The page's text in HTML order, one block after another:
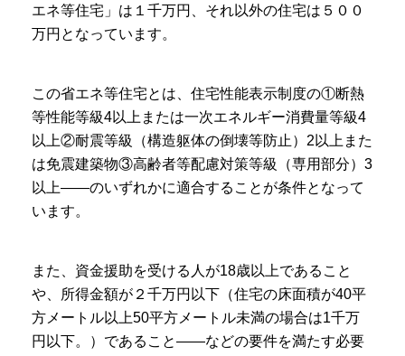
エネ等住宅」は１千万円、それ以外の住宅は５００
万円となっています。
この省エネ等住宅とは、住宅性能表示制度の①断熱
等性能等級4以上または一次エネルギー消費量等級4
以上②耐震等級（構造躯体の倒壊等防止）2以上また
は免震建築物③高齢者等配慮対策等級（専用部分）3
以上――のいずれかに適合することが条件となって
います。
また、資金援助を受ける人が18歳以上であること
や、所得金額が２千万円以下（住宅の床面積が40平
方メートル以上50平方メートル未満の場合は1千万
円以下。）であること――などの要件を満たす必要